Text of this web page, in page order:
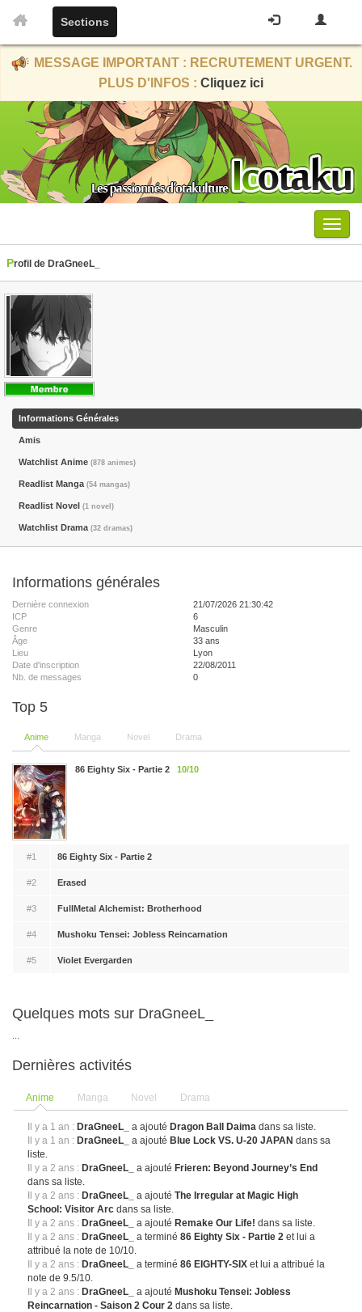
Sections
MESSAGE IMPORTANT : RECRUTEMENT URGENT.
PLUS D'INFOS : Cliquez ici
Menu
Profil de DraGneeL_
Informations Générales
Amis
Watchlist Anime (878 animes)
Readlist Manga (54 mangas)
Readlist Novel (1 novel)
Watchlist Drama (32 dramas)
Informations générales
Dernière connexion
21/07/2026 21:30:42
ICP
6
Genre
Masculin
Âge
33 ans
Lieu
Lyon
Date d'inscription
22/08/2011
Nb. de messages
0
Top 5
Anime Manga Novel Drama
86 Eighty Six - Partie 2 10/10
#1 86 Eighty Six - Partie 2
#2 Erased
#3 FullMetal Alchemist: Brotherhood
#4 Mushoku Tensei: Jobless Reincarnation
#5 Violet Evergarden
Quelques mots sur DraGneeL_
Dernières activités
Anime Manga Novel Drama
Il y a 1 an : DraGneeL_ a ajouté Dragon Ball Daima dans sa liste.
Il y a 1 an : DraGneeL_ a ajouté Blue Lock VS. U-20 JAPANdans sa
liste.
Il y a 2 ans : DraGneeL_ a ajouté Frieren: Beyond Journey’s End
dans sa liste.
Il y a 2 ans : DraGneeL_ a ajoutéThe Irregular at Magic High
School: Visitor Arc dans sa liste.
Il y a 2 ans : DraGneeL_ a ajouté Remake Our Life! dans sa liste.
Il y a 2 ans : DraGneeL_ a terminé86 Eighty Six - Partie 2 et lui a
attribué la note de 10/10.
Il y a 2 ans : DraGneeL_ a terminé86 EIGHTY-SIX et lui a attribué la
note de 9.5/10.
Il y a 2 ans : DraGneeL_ a ajouté Mushoku Tensei: Jobless
Reincarnation - Saison 2 Cour 2 dans sa liste.